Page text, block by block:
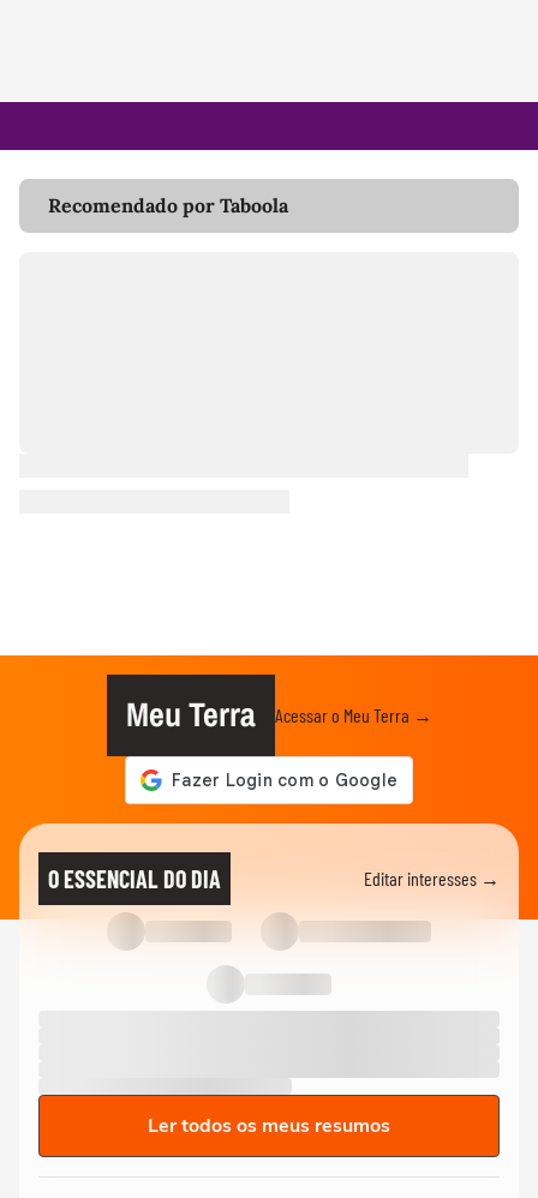
Recomendado por Taboola
Meu Terra Acessar o Meu Terra →
O ESSENCIAL DO DIA Editar interesses →
Ler todos os meus resumos